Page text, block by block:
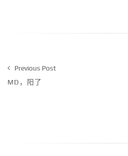
Previous Post
MD，阳了